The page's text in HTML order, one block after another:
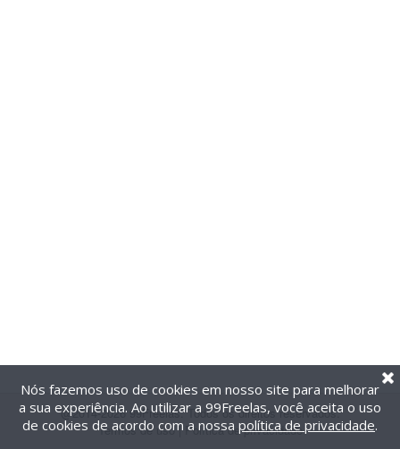
@2014-2026 99Freelas. Todos os direitos reservados.
Termos de uso| Política de privacidade
Nós fazemos uso de cookies em nosso site para melhorar
a sua experiência. Ao utilizar a 99Freelas, você aceita o uso
de cookies de acordo com a nossa política de privacidade.